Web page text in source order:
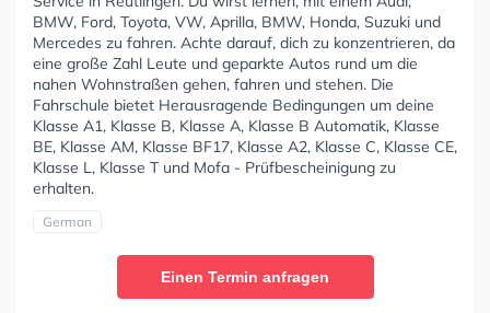
BMW, Ford, Toyota, VW, Aprilla, BMW, Honda, Suzuki und
Mercedes zu fahren. Achte darauf, dich zu konzentrieren, da
eine große Zahl Leute und geparkte Autos rund um die
nahen Wohnstraßen gehen, fahren und stehen. Die
Fahrschule bietet Herausragende Bedingungen um deine
Klasse A1, Klasse B, Klasse A, Klasse B Automatik, Klasse
BE, Klasse AM, Klasse BF17, Klasse A2, Klasse C, Klasse CE,
Klasse L, Klasse T und Mofa - Prüfbescheinigung zu
erhalten.
German
Einen Termin anfragen